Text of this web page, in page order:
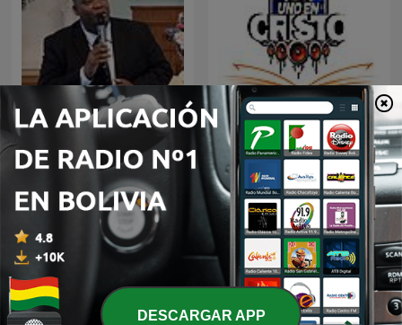
Alabanza y Reflexión Audio Biblia
DESCARGAR APP